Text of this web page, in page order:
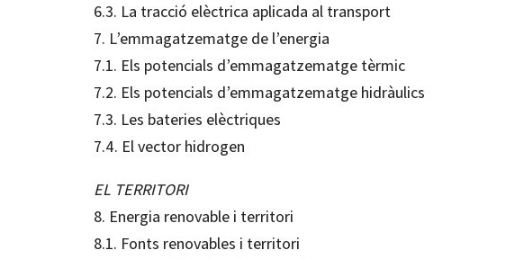
6.3. La tracció elèctrica aplicada al transport
7. L’emmagatzematge de l’energia
7.1. Els potencials d’emmagatzematge tèrmic
7.2. Els potencials d’emmagatzematge hidràulics
7.3. Les bateries elèctriques
7.4. El vector hidrogen
EL TERRITORI
8. Energia renovable i territori
8.1. Fonts renovables i territori